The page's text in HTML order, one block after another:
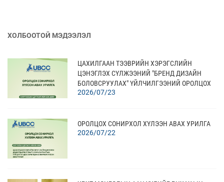
ХОЛБООТОЙ МЭДЭЭЛЭЛ
ЦАХИЛГААН ТЭЭВРИЙН ХЭРЭГСЛИЙН
ЦЭНЭГЛЭХ СҮЛЖЭЭНИЙ "БРЕНД ДИЗАЙН
БОЛОВСРУУЛАХ" ҮЙЛЧИЛГЭЭНИЙ ОРОЛЦОХ
СОНИРХОЛ ХҮЛЭЭН АВАХ
2026/07/23
ОРОЛЦОХ СОНИРХОЛ ХҮЛЭЭН АВАХ УРИЛГА
2026/07/22